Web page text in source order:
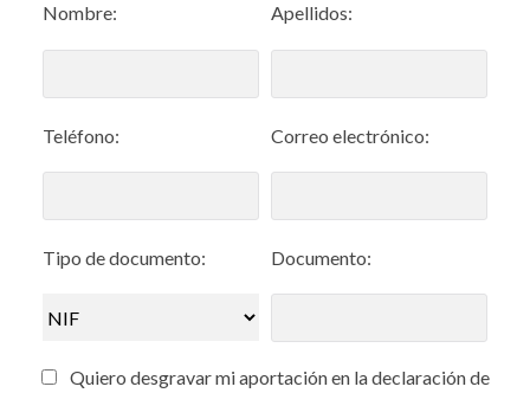
Nombre: Apellidos:
Teléfono: Correo electrónico:
Tipo de documento: Documento:
Quiero desgravar mi aportación en la declaración de